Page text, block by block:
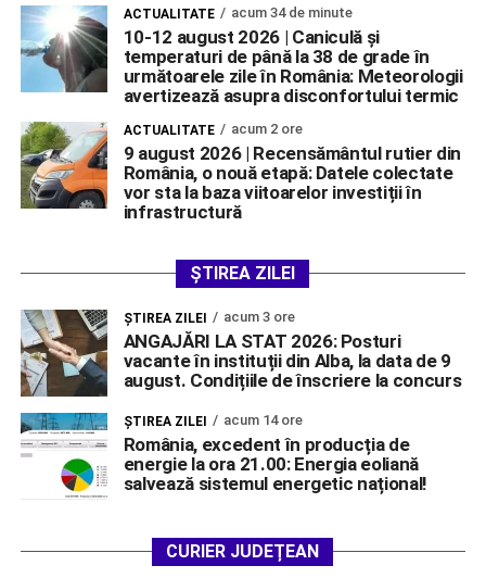
ACTUALITATE acum 34 de minute
10-12 august 2026 | Caniculă și
temperaturi de până la 38 de grade în
următoarele zile în România: Meteorologii
avertizează asupra disconfortului termic
ACTUALITATE acum 2 ore
9 august 2026 | Recensământul rutier din
România, o nouă etapă: Datele colectate
vor sta la baza viitoarelor investiții în
infrastructură
ȘTIREA ZILEI
ŞTIREA ZILEI acum 3 ore
ANGAJĂRI LA STAT 2026: Posturi
vacante în instituții din Alba, la data de 9
august. Condițiile de înscriere la concurs
ŞTIREA ZILEI acum 14 ore
România, excedent în producția de
energie la ora 21.00: Energia eoliană
salvează sistemul energetic național!
CURIER JUDEȚEAN